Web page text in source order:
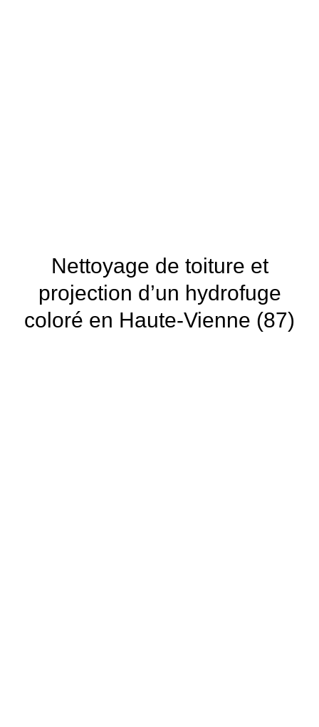
Nettoyage de toiture et
projection d’un hydrofuge
coloré en Haute-Vienne (87)